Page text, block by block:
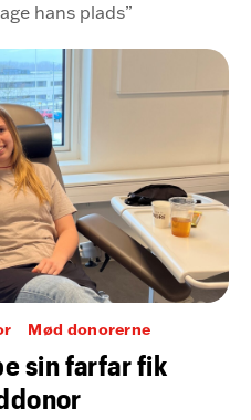
hans plads”
Mød donorerne
sin farfar fik